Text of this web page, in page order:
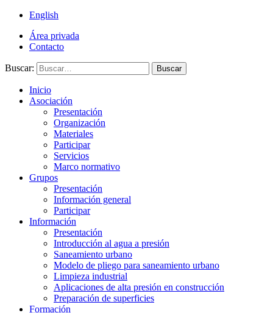
English
Área privada
Contacto
Buscar: Buscar
Inicio
Asociación
Presentación
Organización
Materiales
Participar
Servicios
Marco normativo
Grupos
Presentación
Información general
Participar
Información
Presentación
Introducción al agua a presión
Saneamiento urbano
Modelo de pliego para saneamiento urbano
Limpieza industrial
Aplicaciones de alta presión en construcción
Preparación de superficies
Formación